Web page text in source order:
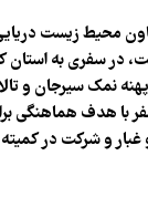
زیست دریایی و
به استان
سیرجان و تالاب
هماهنگی برای
شرکت در کمیته